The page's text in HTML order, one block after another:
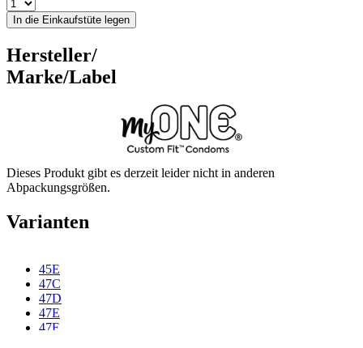
In die Einkaufstüte legen
Hersteller/
Marke/Label
Dieses Produkt gibt es derzeit leider nicht in anderen
Abpackungsgrößen.
Varianten
45E
47C
47D
47E
47F